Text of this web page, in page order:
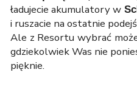
ładujecie akumulatory w
i ruszacie na ostatnie
Ale z Resortu wybrać
gdziekolwiek Was nie
pięknie.